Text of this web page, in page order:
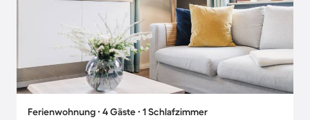
Ferienwohnung ∙ 4 Gäste ∙ 1 Schlafzimmer